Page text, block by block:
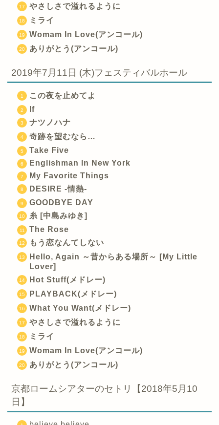
やさしさで溢れるように
ミライ
Womam In Love(アンコール)
ありがとう(アンコール)
2019年7月11日 (木)フェスティバルホール
この夜を止めてよ
If
ナツノハナ
奇跡を望むなら…
Take Five
Englishman In New York
My Favorite Things
DESIRE -情熱-
GOODBYE DAY
糸 [中島みゆき]
The Rose
もう恋なんてしない
Hello, Again ～昔からある場所～ [My Little
Lover]
Hot Stuff(メドレー)
PLAYBACK(メドレー)
What You Want(メドレー)
やさしさで溢れるように
ミライ
Womam In Love(アンコール)
ありがとう(アンコール)
京都ロームシアターのセトリ【2018年5月10
日】